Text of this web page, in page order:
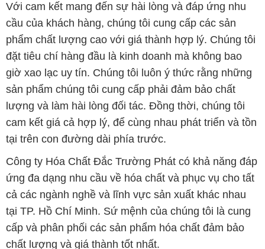
Với cam kết mang đến sự hài lòng và đáp ứng nhu
cầu của khách hàng, chúng tôi cung cấp các sản
phẩm chất lượng cao với giá thành hợp lý. Chúng tôi
đặt tiêu chí hàng đầu là kinh doanh mà không bao
giờ xao lạc uy tín. Chúng tôi luôn ý thức rằng những
sản phẩm chúng tôi cung cấp phải đảm bảo chất
lượng và làm hài lòng đối tác. Đồng thời, chúng tôi
cam kết giá cả hợp lý, để cùng nhau phát triển và tồn
tại trên con đường dài phía trước.
Công ty Hóa Chất Đắc Trường Phát có khả năng đáp
ứng đa dạng nhu cầu về hóa chất và phục vụ cho tất
cả các ngành nghề và lĩnh vực sản xuất khác nhau
tại TP. Hồ Chí Minh. Sứ mệnh của chúng tôi là cung
cấp và phân phối các sản phẩm hóa chất đảm bảo
chất lượng và giá thành tốt nhất.